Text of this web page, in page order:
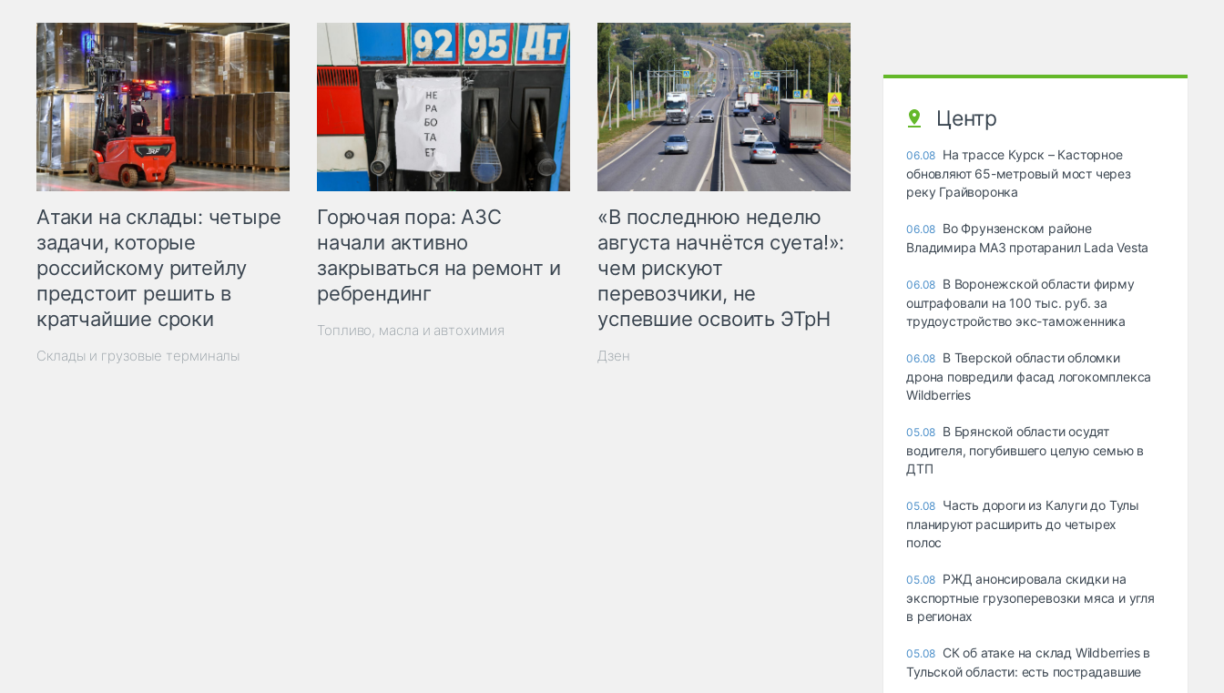
Атаки на склады: четыре
задачи, которые
российскому ритейлу
предстоит решить в
кратчайшие сроки
Склады и грузовые терминалы
Горючая пора: АЗС
начали активно
закрываться на ремонт и
ребрендинг
Топливо, масла и автохимия
«В последнюю неделю
августа начнётся суета!»:
чем рискуют
перевозчики, не
успевшие освоить ЭТрН
Дзен
Центр
06.08 На трассе Курск – Касторное
обновляют 65-метровый мост через
реку Грайворонка
06.08 Во Фрунзенском районе
Владимира МАЗ протаранил Lada Vesta
06.08 В Воронежской области фирму
оштрафовали на 100 тыс. руб. за
трудоустройство экс-таможенника
06.08 В Тверской области обломки
дрона повредили фасад логокомплекса
Wildberries
05.08 В Брянской области осудят
водителя, погубившего целую семью в
ДТП
05.08 Часть дороги из Калуги до Тулы
планируют расширить до четырех
полос
05.08 РЖД анонсировала скидки на
экспортные грузоперевозки мяса и угля
в регионах
05.08 СК об атаке на склад Wildberries в
Тульской области: есть пострадавшие